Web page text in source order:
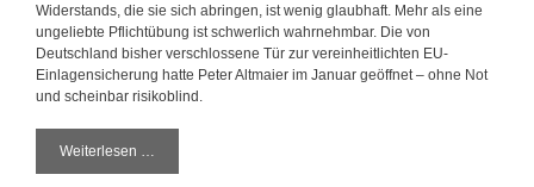
Widerstands, die sie sich abringen, ist wenig glaubhaft. Mehr als eine
ungeliebte Pflichtübung ist schwerlich wahrnehmbar. Die von
Deutschland bisher verschlossene Tür zur vereinheitlichten EU-
Einlagensicherung hatte Peter Altmaier im Januar geöffnet – ohne Not
und scheinbar risikoblind.
Weiterlesen …
a